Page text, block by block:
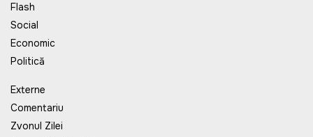
Flash
Social
Economic
Politică
Externe
Comentariu
Zvonul Zilei